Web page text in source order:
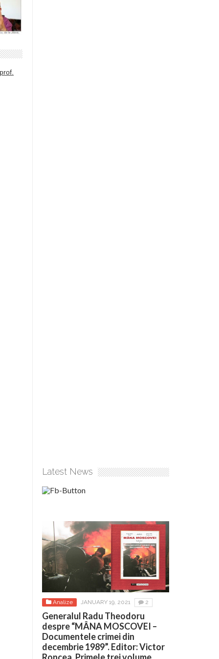
Latest News
Analize JANUARY 19, 2021 2
Generalul Radu Theodoru
despre “MÂNA MOSCOVEI –
Documentele crimei din
decembrie 1989”. Editor: Victor